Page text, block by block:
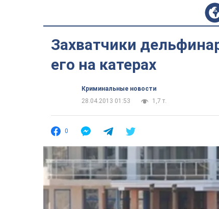
Захватчики
его на катерах
Криминальные новости
28.04.2013 01:53
1,7 т.
0